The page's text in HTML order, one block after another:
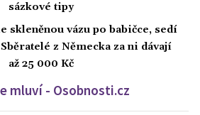
sázkové tipy
skleněnou vázu po babičce, sedí
z Německa za ni dávají
až 25 000 Kč
mluví - Osobnosti.cz